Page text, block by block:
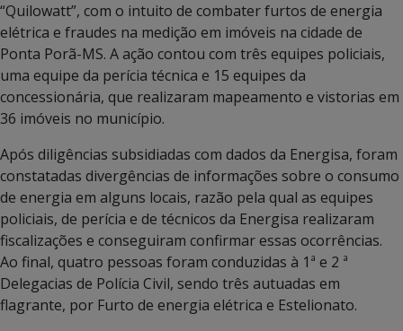
“Quilowatt”, com o intuito de combater furtos de energia
elétrica e fraudes na medição em imóveis na cidade de
Ponta Porã-MS. A ação contou com três equipes policiais,
uma equipe da perícia técnica e 15 equipes da
concessionária, que realizaram mapeamento e vistorias em
36 imóveis no município.
Após diligências subsidiadas com dados da Energisa, foram
constatadas divergências de informações sobre o consumo
de energia em alguns locais, razão pela qual as equipes
policiais, de perícia e de técnicos da Energisa realizaram
fiscalizações e conseguiram confirmar essas ocorrências.
Ao final, quatro pessoas foram conduzidas à 1ª e 2 ª
Delegacias de Polícia Civil, sendo três autuadas em
flagrante, por Furto de energia elétrica e Estelionato.